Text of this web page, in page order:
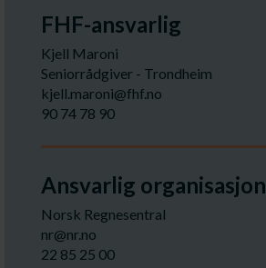
FHF-ansvarlig
Kjell Maroni
Seniorrådgiver - Trondheim
kjell.maroni@fhf.no
90 74 78 90
Ansvarlig organisasjon
Norsk Regnesentral
nr@nr.no
22 85 25 00